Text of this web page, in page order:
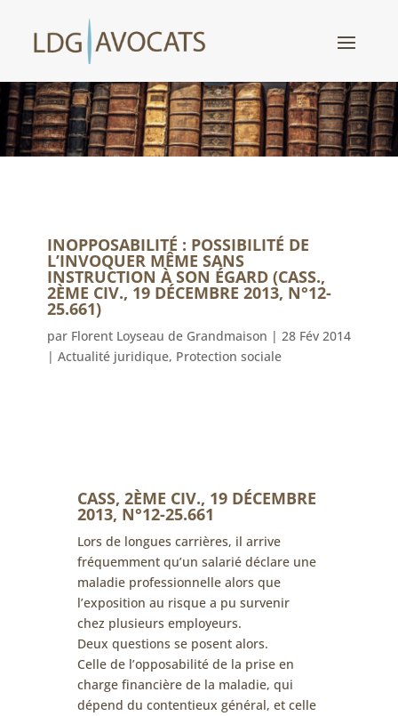
INOPPOSABILITÉ : POSSIBILITÉ DE
L’INVOQUER MÊME SANS
INSTRUCTION À SON ÉGARD (CASS.,
2ÈME CIV., 19 DÉCEMBRE 2013, N°12-
25.661)
par Florent Loyseau de Grandmaison | 28 Fév 2014
| Actualité juridique, Protection sociale
CASS, 2ÈME CIV., 19 DÉCEMBRE
2013, N°12-25.661
Lors de longues carrières, il arrive
fréquemment qu’un salarié déclare une
maladie professionnelle alors que
l’exposition au risque a pu survenir
chez plusieurs employeurs.
Deux questions se posent alors.
Celle de l’opposabilité de la prise en
charge financière de la maladie, qui
dépend du contentieux général, et celle